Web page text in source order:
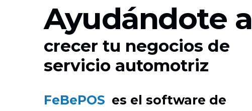
Ayudándote a
crecer tu negocios de
servicio automotriz
FeBePOS es el software de